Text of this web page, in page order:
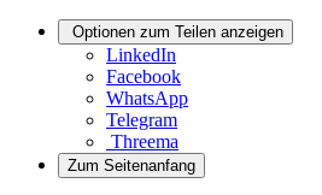
Optionen zum Teilen anzeigen
LinkedIn
Facebook
WhatsApp
Telegram
Threema
Zum Seitenanfang